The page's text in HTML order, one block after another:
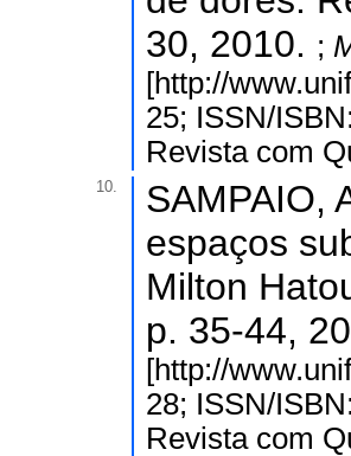
30, 2010. ;
[http://
25; ISSN/
Revista com
10.
SAMPAIO,
espaços
Milton
p. 35-44,
[http://
28; ISSN/
Revista com